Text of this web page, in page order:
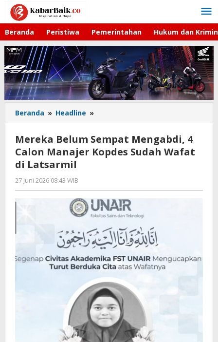
Lewati
konten
Beranda Peristiwa Pemerintahan Hukum dan
Beranda » Headline »
Belum
Mengabdi,
4
Wafat
di
Latsarmil
Mereka Belum Sempat Mengabdi, 4
Calon Manajer Kopdes Sudah Wafat
di Latsarmil
27 Juni 2026 08:43 WIB
Hardy